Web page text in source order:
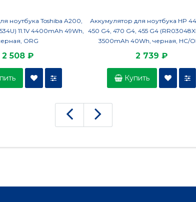
ноутбука Toshiba A200,
11.1V 4400mAh 49Wh,
ORG
2 508 ₽
Аккумулятор для ноутбука HP
450 G4, 470 G4, 455 G4
3500mAh 40Wh, черная, HC/
2 739 ₽
Купить